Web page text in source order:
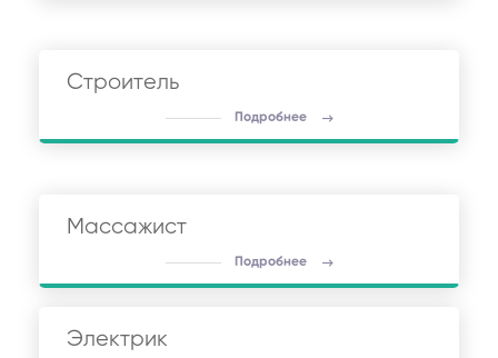
Строитель
Подробнее
Массажист
Подробнее
Электрик